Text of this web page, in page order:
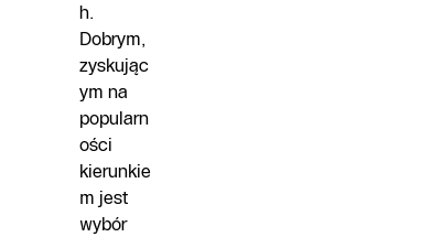
h.
Dobrym,
zyskując
ym na
popularn
ości
kierunkie
m jest
wybór